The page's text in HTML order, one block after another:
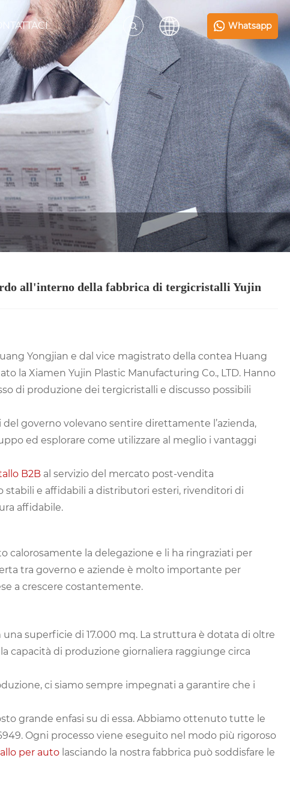
Whatsapp
all'interno della fabbrica di tergicristalli Yujin
Yongjian e dal vice magistrato della contea Huang
la Xiamen Yujin Plastic Manufacturing Co., LTD. Hanno
di produzione dei tergicristalli e discusso possibili
governo volevano sentire direttamente l’azienda,
ed esplorare come utilizzare al meglio i vantaggi
B2B al servizio del mercato post-vendita
e affidabili a distributori esteri, rivenditori di
affidabile.
calorosamente la delegazione e li ha ringraziati per
tra governo e aziende è molto importante per
a crescere costantemente.
una superficie di 17.000 mq. La struttura è dotata di oltre
capacità di produzione giornaliera raggiunge circa
ci siamo sempre impegnati a garantire che i
grande enfasi su di essa. Abbiamo ottenuto tutte le
Ogni processo viene eseguito nel modo più rigoroso
per auto lasciando la nostra fabbrica può soddisfare le